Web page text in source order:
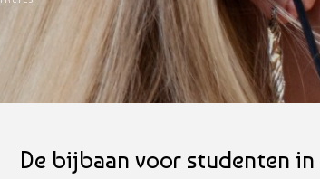
De bijbaan voor studenten